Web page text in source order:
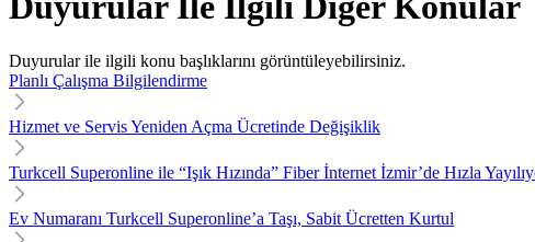
Duyurular ile ilgili konu başlıklarını görüntüleyebilirsiniz.
Planlı Çalışma Bilgilendirme
Hizmet ve Servis Yeniden Açma Ücretinde Değişiklik
Turkcell Superonline ile “Işık Hızında” Fiber İnternet İzmir’de Hızla
Ev Numaranı Turkcell Superonline’a Taşı, Sabit Ücretten Kurtul